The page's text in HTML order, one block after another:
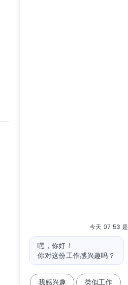
今天 07:53 是
机器人消息
嘿，你好！
你对这份工作感兴趣吗？
我感兴趣 类似工作